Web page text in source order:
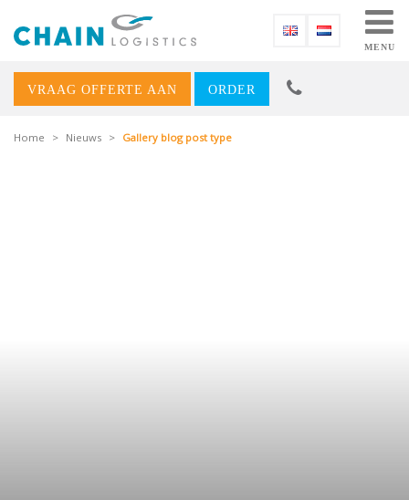
MENU
VRAAG OFFERTE AAN ORDER
Home > Nieuws > Gallery blog post type